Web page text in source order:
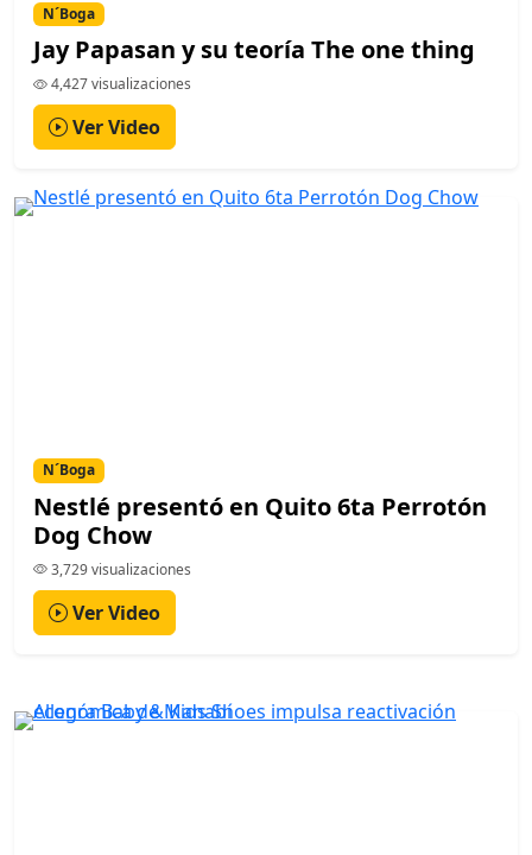
N´Boga
Jay Papasan y su teoría The one thing
4,427 visualizaciones
Ver Video
N´Boga
Nestlé presentó en Quito 6ta Perrotón
Dog Chow
3,729 visualizaciones
Ver Video